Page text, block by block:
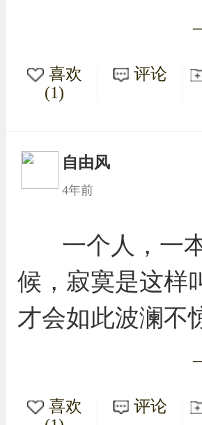
喜欢
(1)
评论
自由风
4年前
一个人，一
候，寂寞是这样
才会如此波澜不
喜欢
评论